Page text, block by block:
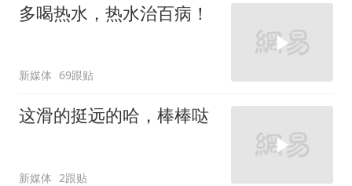
多喝热水，热水治百病！
新媒体 69跟贴
这滑的挺远的哈，棒棒哒
新媒体 2跟贴